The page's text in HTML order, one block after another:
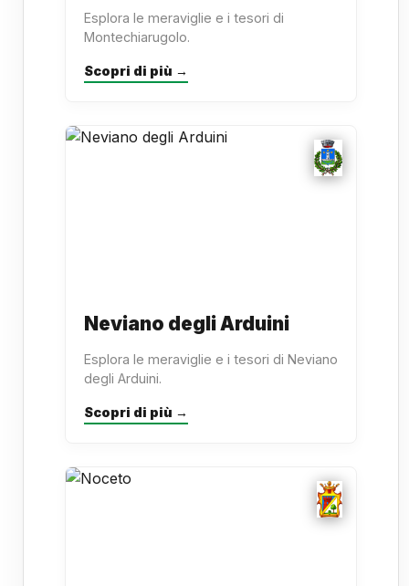
Esplora le meraviglie e i tesori di
Montechiarugolo.
Scopri di più →
Neviano degli Arduini
Esplora le meraviglie e i tesori di Neviano
degli Arduini.
Scopri di più →